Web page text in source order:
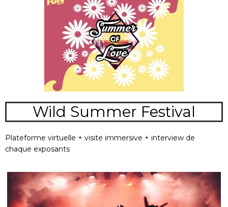
Wild Summer Festival
Plateforme virtuelle + visite immersive + interview de
chaque exposants